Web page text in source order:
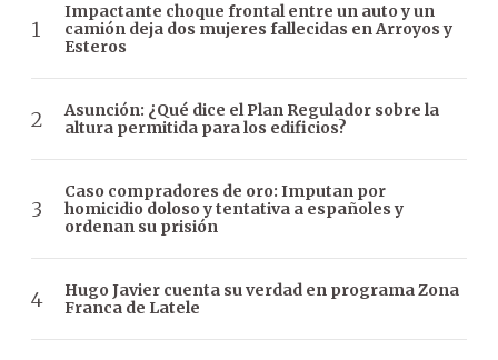
Impactante choque frontal entre un auto y un
camión deja dos mujeres fallecidas en Arroyos y
Esteros
Asunción: ¿Qué dice el Plan Regulador sobre la
altura permitida para los edificios?
Caso compradores de oro: Imputan por
homicidio doloso y tentativa a españoles y
ordenan su prisión
Hugo Javier cuenta su verdad en programa Zona
Franca de Latele